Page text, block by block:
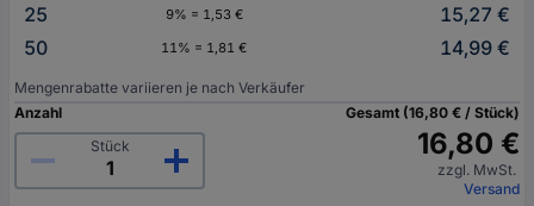
25
9% = 1,53 €
15,27 €
50
11% = 1,81 € 14,99 €
Mengenrabatte variieren je nach Verkäufer
Anzahl
Stück
Gesamt (16,80 € / Stück)
16,80 €
zzgl. MwSt.
Versand